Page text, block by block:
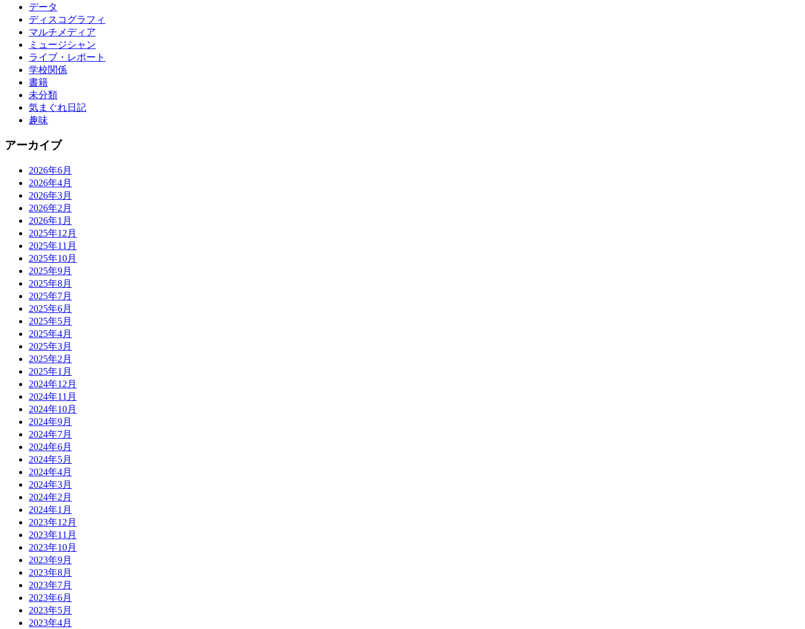
データ
ディスコグラフィ
マルチメディア
ミュージシャン
ライブ・レポート
学校関係
書籍
未分類
気まぐれ日記
趣味
アーカイブ
2026年6月
2026年4月
2026年3月
2026年2月
2026年1月
2025年12月
2025年11月
2025年10月
2025年9月
2025年8月
2025年7月
2025年6月
2025年5月
2025年4月
2025年3月
2025年2月
2025年1月
2024年12月
2024年11月
2024年10月
2024年9月
2024年7月
2024年6月
2024年5月
2024年4月
2024年3月
2024年2月
2024年1月
2023年12月
2023年11月
2023年10月
2023年9月
2023年8月
2023年7月
2023年6月
2023年5月
2023年4月